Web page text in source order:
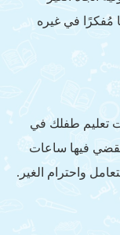
مُفكرًا في غيره
تعليم طفلك في
فيها ساعات
واحترام الغير.